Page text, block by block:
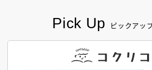
Pick Up ピックアッ